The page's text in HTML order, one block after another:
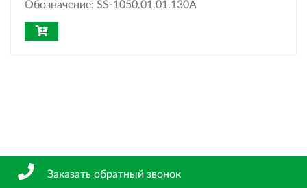
Обозначение: SS-1050.01.01.130А
Заказать обратный звонок